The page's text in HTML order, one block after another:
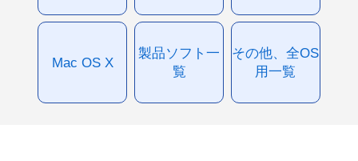
Mac OS X
製品ソフト一
覧
その他、全OS
用一覧